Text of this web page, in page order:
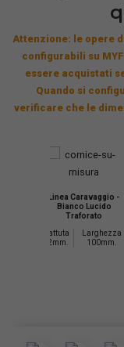
Attenzione: le opere
configurabili su
essere acquistati
Quando si
verificare che le